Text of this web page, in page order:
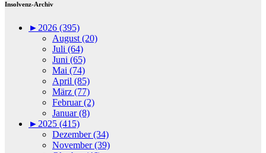
Insolvenz-Archiv
► 2026 (395)
August (20)
Juli (64)
Juni (65)
Mai (74)
April (85)
März (77)
Februar (2)
Januar (8)
► 2025 (415)
Dezember (34)
November (39)